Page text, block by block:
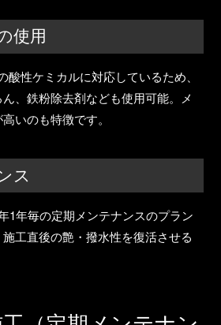
使用
酸性ケミカルに対応しているため、
、鉄粉除去剤なども使用可能。メ
いのも特徴です。
ス
1年毎の定期メンテナンスのプラン
工直後の艶・撥水性を復活させる